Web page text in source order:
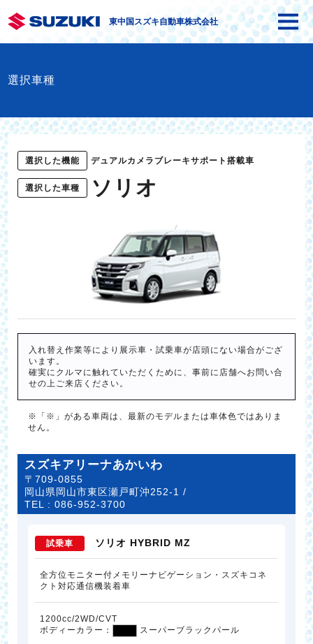
東中国スズキ自動車株式会社
選択車種
選択した機能 デュアルカメラブレーキサポート搭載車
選択した車種 ソリオ
入れ替え作業等により展示車・試乗車が店頭にない場合がござ
います。
確実にクルマに触れていただくために、事前に店舗へお問い合
せの上ご来店ください。
※「※」がある車両は、最新のモデルまたは車体色ではありま
せん。
スズキアリーナあかいわ
〒709-0855
岡山県岡山市東区瀬戸町沖252-1 /
TEL :086-952-3700
試乗車 ソリオ HYBRID MZ
全方位モニター付メモリーナビゲーション・スズキコネ
クト対応通信機装着車
1200cc/2WD/CVT
ボディーカラー：
スーパーブラックパール